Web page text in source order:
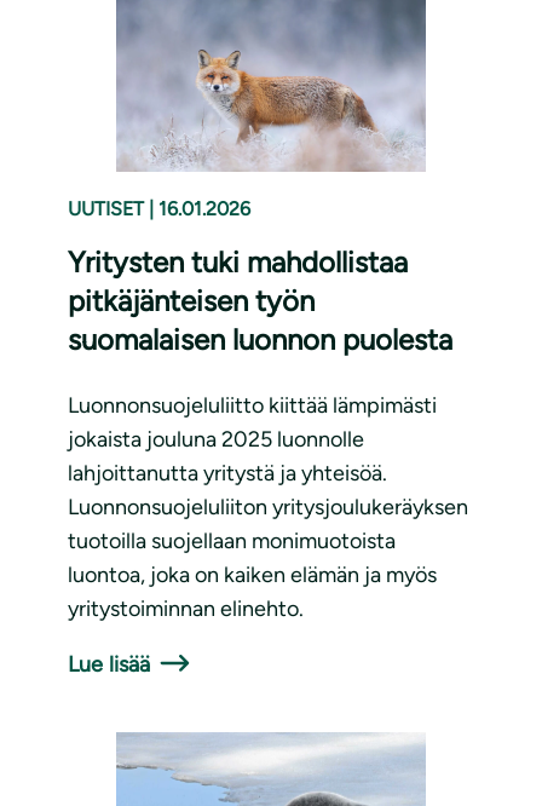
UUTISET 16.01.2026
Yritysten tuki mahdollistaa
pitkäjänteisen työn
suomalaisen luonnon puolesta
Luonnonsuojeluliitto kiittää lämpimästi
jokaista jouluna 2025 luonnolle
lahjoittanutta yritystä ja yhteisöä.
Luonnonsuojeluliiton yritysjoulukeräyksen
tuotoilla suojellaan monimuotoista
luontoa, joka on kaiken elämän ja myös
yritystoiminnan elinehto.
Lue lisää